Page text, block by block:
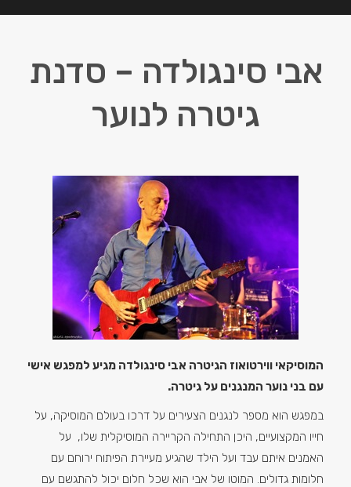
אבי סינגולדה – סדנת
גיטרה לנוער
המוסיקאי ווירטואוז הגיטרה אבי סינגולדה מגיע למפגש אישי
עם בני נוער המנגנים על גיטרה.
במפגש הוא מספר לנגנים הצעירים על דרכו בעולם המוסיקה, על
חייו המקצועיים, היכן התחילה הקריירה המוסיקלית שלו, על
האמנים איתם עבד ועל הילד שהגיע מעיירת הפיתוח ירוחם עם
חלומות גדולים. המוטו של אבי הוא שכל חלום יכול להתגשם עם